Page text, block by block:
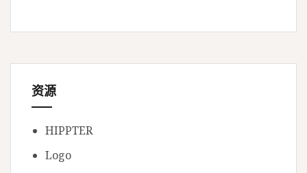
资源
HIPPTER
Logo